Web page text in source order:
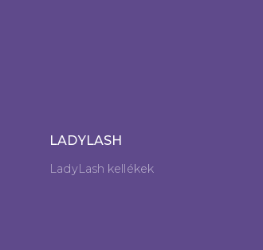
LADYLASH
LadyLash kellékek